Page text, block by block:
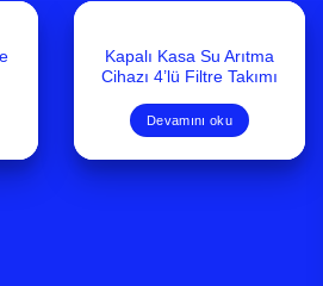
Kapalı Kasa Su Arıtma
Cihazı 4’lü Filtre Takımı
Devamını oku